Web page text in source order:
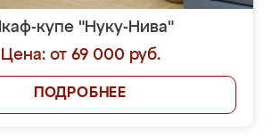
купе "Нуку-Нива"
Цена: от 69 000 руб.
ПОДРОБНЕЕ